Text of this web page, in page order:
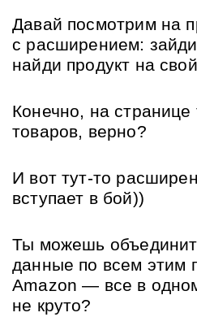
Давай посмотрим на
с расширением:
найди продукт на
Конечно, на
товаров, верно?
И вот тут-то
вступает в бой))
Ты можешь
данные по всем этим
Amazon — все в
не круто?